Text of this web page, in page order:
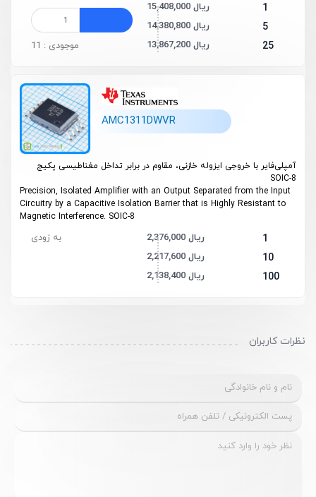
1 15,408,000 ریال
5 14,380,800 ریال
25 13,867,200 ریال موجودی : 11
AMC1311DWVR
آمپلی‌فایر با خروجی ایزوله خازنی، مقاوم در برابر تداخل مغناطیسی پکیج
SOIC-8
Precision, Isolated Amplifier with an Output Separated from the Input
Circuitry by a Capacitive Isolation Barrier that is Highly Resistant to
Magnetic Interference. SOIC-8
1 2,376,000 ریال
10 2,217,600 ریال
100 2,138,400 ریال
به زودی
نظرات کاربران